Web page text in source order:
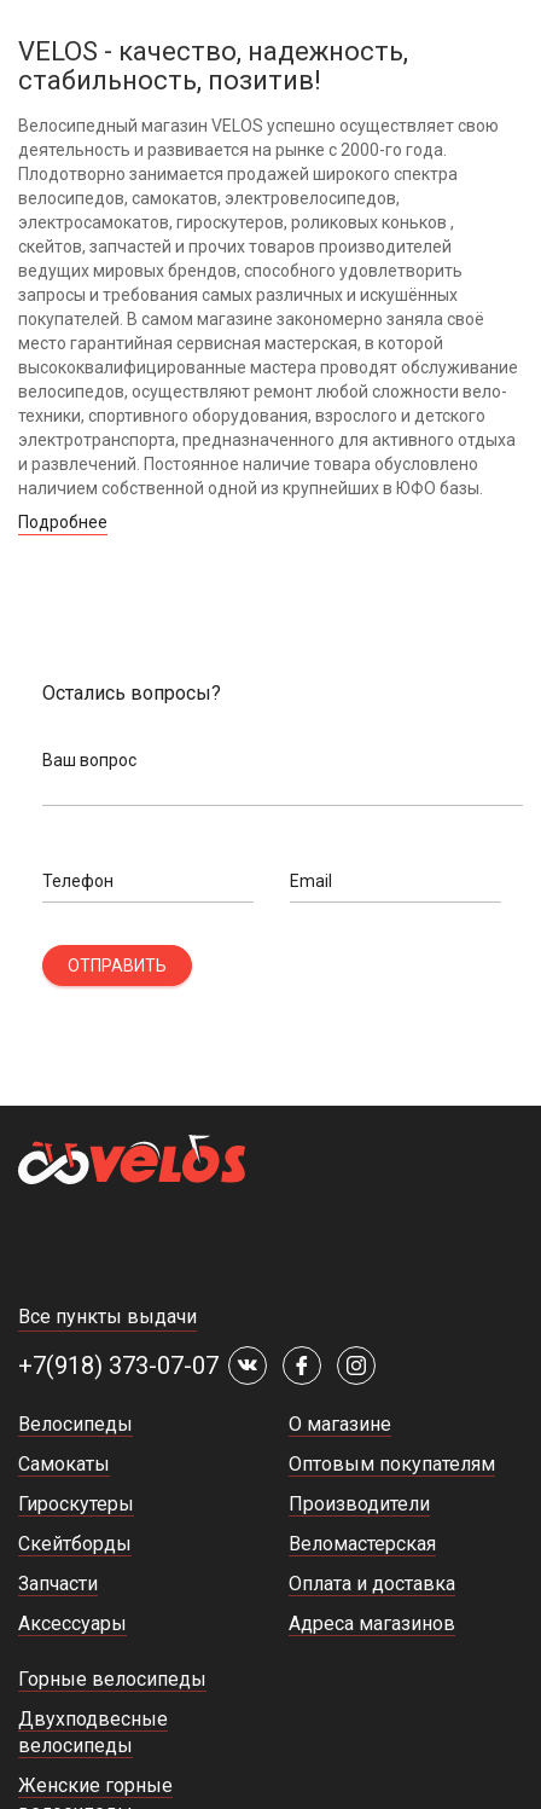
VELOS - качество, надежность,
стабильность, позитив!
Велосипедный магазин VELOS успешно осуществляет свою
деятельность и развивается на рынке с 2000-го года.
Плодотворно занимается продажей широкого спектра
велосипедов, самокатов, электровелосипедов,
электросамокатов, гироскутеров, роликовых коньков ,
скейтов, запчастей и прочих товаров производителей
ведущих мировых брендов, способного удовлетворить
запросы и требования самых различных и искушённых
покупателей. В самом магазине закономерно заняла своё
место гарантийная сервисная мастерская, в которой
высококвалифицированные мастера проводят обслуживание
велосипедов, осуществляют ремонт любой сложности вело-
техники, спортивного оборудования, взрослого и детского
электротранспорта, предназначенного для активного отдыха
и развлечений. Постоянное наличие товара обусловлено
наличием собственной одной из крупнейших в ЮФО базы.
Подробнее
Остались вопросы?
Ваш вопрос
Телефон Email
ОТПРАВИТЬ
Все пункты выдачи
+7(918) 373-07-07
Велосипеды
Самокаты
Гироскутеры
Скейтборды
Запчасти
Аксессуары
О магазине
Оптовым покупателям
Производители
Веломастерская
Оплата и доставка
Адреса магазинов
Горные велосипеды
Двухподвесные
велосипеды
Женские горные